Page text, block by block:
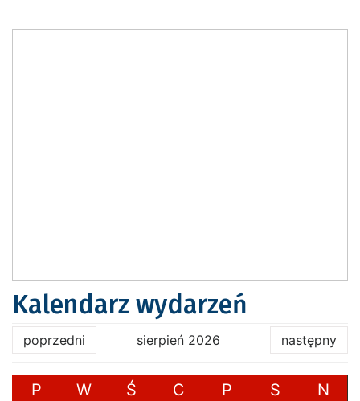
Kalendarz wydarzeń
poprzedni sierpień 2026 następny
P W Ś C P S N